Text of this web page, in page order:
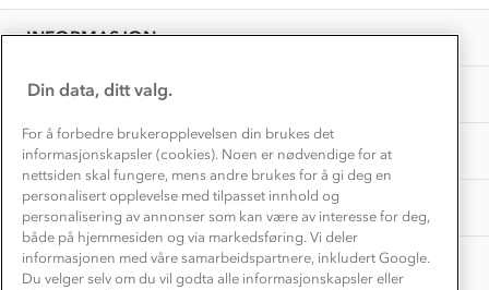
INFORMASJON
Presse
OM OSS
Samarbeide med oss?
TIPS OG RÅD
Store størrelser
Turmat oppskrifter
Beredskap
AKTIVITETER
Overnatte utendørs⛺
Leirskole 🥾
Barnehageansatt
Tips til hyttetur
Din data, ditt valg.
For å forbedre brukeropplevelsen din brukes det
informasjonskapsler (cookies). Noen er nødvendige for at
nettsiden skal fungere, mens andre brukes for å gi deg en
personalisert opplevelse med tilpasset innhold og
personalisering av annonser som kan være av interesse for deg,
både på hjemmesiden og via markedsføring. Vi deler
informasjonen med våre samarbeidspartnere, inkludert Google.
Du velger selv om du vil godta alle informasjonskapsler eller